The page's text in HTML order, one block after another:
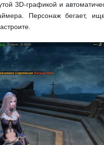
3D-графикой и
Персонаж бегает,